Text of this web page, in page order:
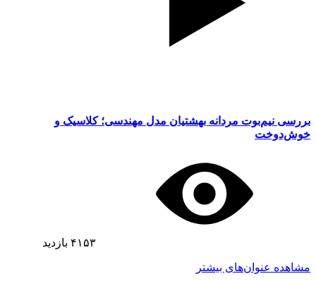
بررسی نیم‌بوت مردانه بهشتیان مدل مهندسی؛ کلاسیک و
خوش‌دوخت
۴۱۵۳ بازدید
مشاهده عنوان‌های بیشتر